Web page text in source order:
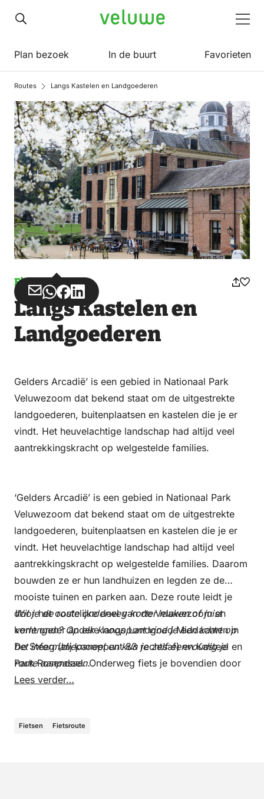
Veluwe
Plan bezoek In de buurt Favorieten
Routes Langs Kastelen en Landgoederen
Fietsen
Deel
via
Deel
via
WhatsApp
Deel
op
Facebook
Deel
op
LinkedIn
Langs Kastelen en
Landgoederen
Gelders Arcadië’ is een gebied in Nationaal Park
Veluwezoom dat bekend staat om de uitgestrekte
landgoederen, buitenplaatsen en kastelen die je er
vindt. Het heuvelachtige landschap had altijd veel
aantrekkingskracht op welgestelde families.
‘Gelders Arcadië’ is een gebied in Nationaal Park
Veluwezoom dat bekend staat om de uitgestrekte
landgoederen, buitenplaatsen en kastelen die je er
vindt. Het heuvelachtige landschap had altijd veel
aantrekkingskracht op welgestelde families. Daarom
bouwden ze er hun landhuizen en legden ze de
mooiste tuinen en parken aan. Deze route leidt je
door het oostelijke deel van de Veluwezoom en
komt onder andere langs Landgoed Middachten in
De Steeg (bij knooppunt 83 rechtsaf) en Kasteel en
Park Rosendael. Onderweg fiets je bovendien door
een prachtig landschap met heidevlakten.
Wil je de route onderweg korter maken of juist
verlengen? Op elk knooppunt vind je een kaart op
het informatiepaneel en kun je zelf eenvoudig je
route aanpassen.
Lees verder…
Fietsen Fietsroute